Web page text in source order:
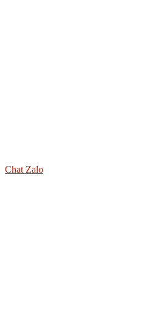
Chat Zalo